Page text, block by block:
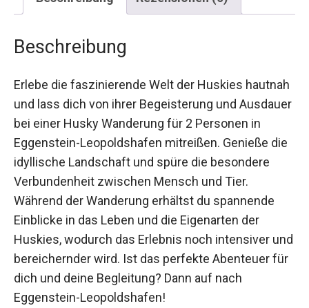
Beschreibung
Erlebe die faszinierende Welt der Huskies
hautnah und lass dich von ihrer Begeisterung und
Ausdauer bei einer Husky Wanderung für 2
Personen in Eggenstein-Leopoldshafen
mitreißen. Genieße die idyllische Landschaft und
spüre die besondere Verbundenheit zwischen
Mensch und Tier. Während der Wanderung
erhältst du spannende Einblicke in das Leben und
die Eigenarten der Huskies, wodurch das Erlebnis
noch intensiver und bereichernder wird. Ist das
perfekte Abenteuer für dich und deine
Begleitung? Dann auf nach Eggenstein-